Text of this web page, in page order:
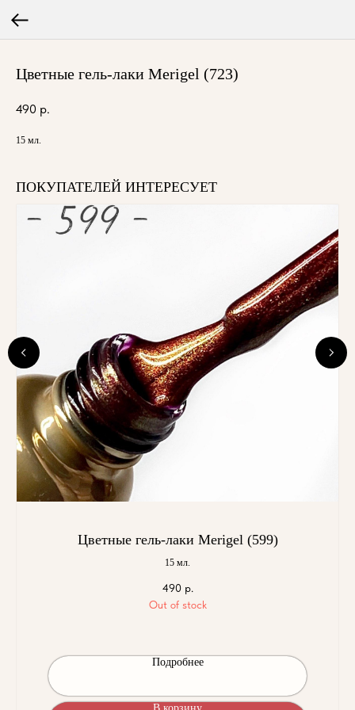
Цветные гель-лаки Merigel (723)
490 р.
15 мл.
ПОКУПАТЕЛЕЙ ИНТЕРЕСУЕТ
Цветные гель-лаки Merigel (599)
15 мл.
490 р.
Out of stock
Подробнее